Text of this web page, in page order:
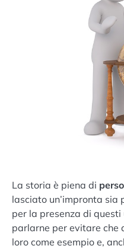
La storia è piena di
lasciato un’impronta
per la presenza di
parlarne per evitare che
loro come esempio e,